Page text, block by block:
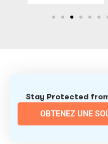
Stay Protected
OBTENEZ UNE